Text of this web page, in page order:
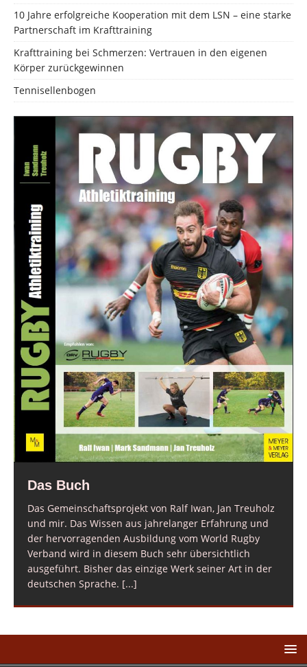
10 Jahre erfolgreiche Kooperation mit dem LSN – eine starke
Partnerschaft im Krafttraining
Krafttraining bei Schmerzen: Vertrauen in den eigenen
Körper zurückgewinnen
Tennisellenbogen
Das Buch
Das Gemeinschaftsprojekt von Ralf Iwan, Jan Treuholz
und mir. Das Wissen aus jahrelanger Erfahrung und
der hervorragenden Ausbildung vom World Rugby
Verband wird in diesem Buch sehr übersichtlich
ausgeführt. Bisher das einzige Werk seiner Art in der
deutschen Sprache. [...]